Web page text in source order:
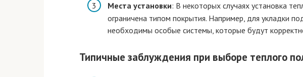
Места установки: В некоторых случаях установка
ограничена типом покрытия. Например, для укладки
необходимы особые системы, которые будут
Типичные заблуждения при выборе теплого